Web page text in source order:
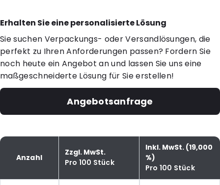
Erhalten Sie eine personalisierte Lösung
Sie suchen Verpackungs- oder Versandlösungen, die
perfekt zu Ihren Anforderungen passen? Fordern Sie
noch heute ein Angebot an und lassen Sie uns eine
maßgeschneiderte Lösung für Sie erstellen!
Angebotsanfrage
Anzahl
Zzgl. MwSt.
Pro 100 Stück
Inkl. MwSt. (19,000
%)
Pro 100 Stück